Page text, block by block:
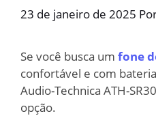
23 de janeiro de 2025
Se você busca um fone
confortável e com
Audio-Technica ATH-
opção.